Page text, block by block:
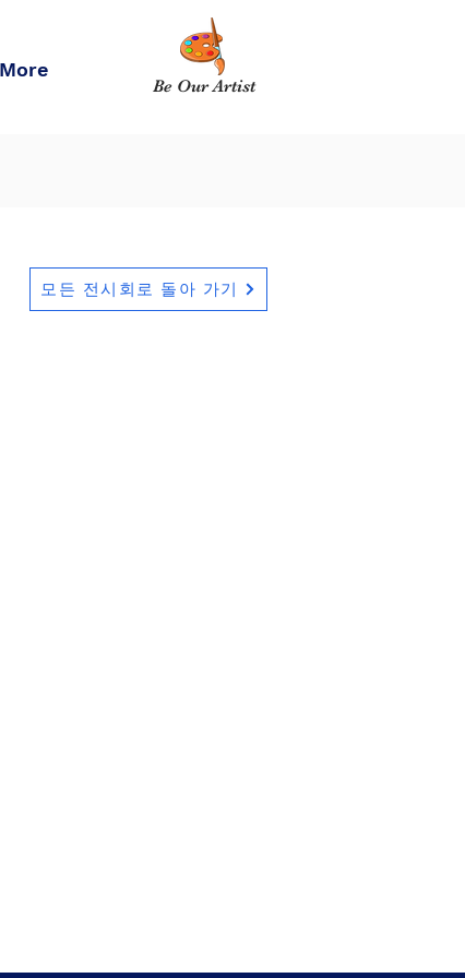
More
Be Our Artist
모든 전시회로 돌아 가기